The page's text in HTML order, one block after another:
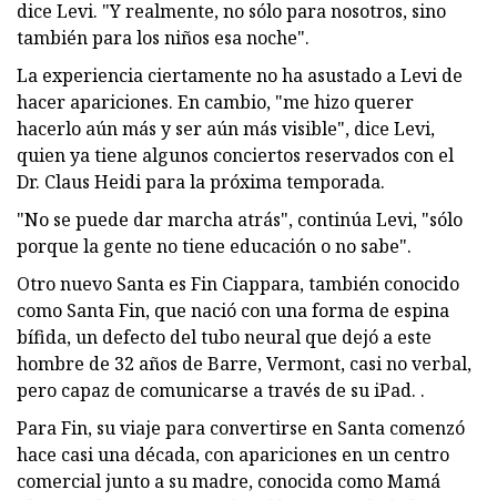
dice Levi. "Y realmente, no sólo para nosotros, sino
también para los niños esa noche".
La experiencia ciertamente no ha asustado a Levi de
hacer apariciones. En cambio, "me hizo querer
hacerlo aún más y ser aún más visible", dice Levi,
quien ya tiene algunos conciertos reservados con el
Dr. Claus Heidi para la próxima temporada.
"No se puede dar marcha atrás", continúa Levi, "sólo
porque la gente no tiene educación o no sabe".
Otro nuevo Santa es Fin Ciappara, también conocido
como Santa Fin, que nació con una forma de espina
bífida, un defecto del tubo neural que dejó a este
hombre de 32 años de Barre, Vermont, casi no verbal,
pero capaz de comunicarse a través de su iPad. .
Para Fin, su viaje para convertirse en Santa comenzó
hace casi una década, con apariciones en un centro
comercial junto a su madre, conocida como Mamá